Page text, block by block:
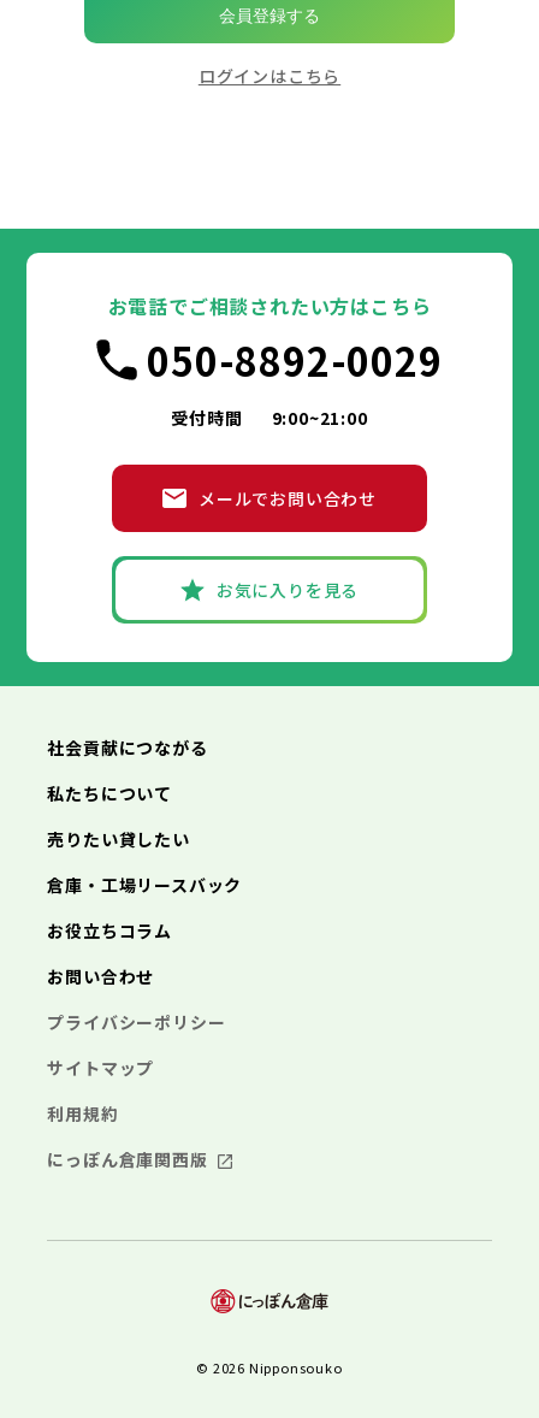
会員登録する
ログインはこちら
お電話でご相談されたい方はこちら
050-8892-0029
受付時間 9:00~21:00
メールでお問い合わせ
お気に入りを見る
社会貢献につながる
私たちについて
売りたい貸したい
倉庫・工場リースバック
お役立ちコラム
お問い合わせ
プライバシーポリシー
サイトマップ
利用規約
にっぽん倉庫関西版
© 2026 Nipponsouko